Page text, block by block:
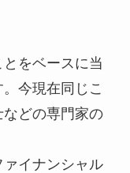
をベースに当
今現在同じこ
どの専門家の
イナンシャル